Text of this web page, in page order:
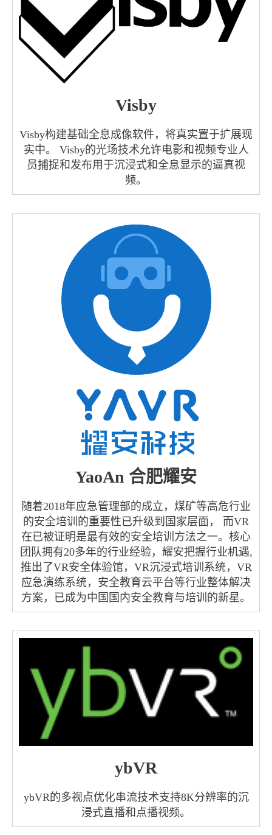
Visby
Visby构建基础全息成像软件，将真实置于扩展现
实中。 Visby的光场技术允许电影和视频专业人
员捕捉和发布用于沉浸式和全息显示的逼真视
频。
YaoAn 合肥耀安
随着2018年应急管理部的成立，煤矿等高危行业
的安全培训的重要性已升级到国家层面， 而VR
在已被证明是最有效的安全培训方法之一。核心
团队拥有20多年的行业经验，耀安把握行业机遇,
推出了VR安全体验馆，VR沉浸式培训系统，VR
应急演练系统，安全教育云平台等行业整体解决
方案，已成为中国国内安全教育与培训的新星。
ybVR
ybVR的多视点优化串流技术支持8K分辨率的沉
浸式直播和点播视频。